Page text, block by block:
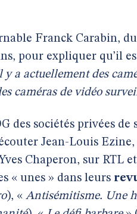
Franck Carabin,
pour expliquer qu’il
y a actuellement des
caméras de vidéo
des sociétés privées
Jean-Louis
Chaperon, sur RTL
« unes » dans leurs
), « Antisémitisme. Une